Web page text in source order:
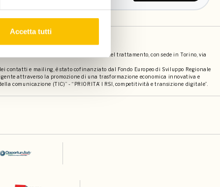
Accetta tutti
s.r.l. (p.iva 12057500014) contitolari del trattamento, con sede in Torino, via
contatti e mailing, è stato cofinanziato dal Fondo Europeo di Sviluppo Regionale
attraverso la promozione di una trasformazione economica innovativa e
comunicazione (TIC)” - “PRIORITA’ I RSI, competitività e transizione digitale”.